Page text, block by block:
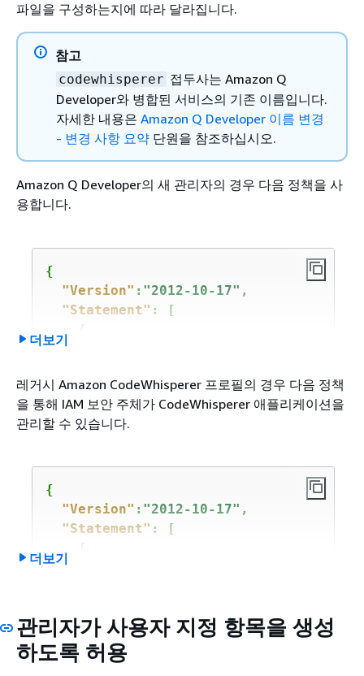
파일을 구성하는지에 따라 달라집니다.
참고
codewhisperer 접두사는 Amazon Q
Developer와 병합된 서비스의 기존 이름입니다.
자세한 내용은 Amazon Q Developer 이름 변경
- 변경 사항 요약 단원을 참조하십시오.
Amazon Q Developer의 새 관리자의 경우 다음 정책을 사
용합니다.
{
"Version" : "2012-10-17" ,
"Statement" : [
{
"sso:ListInstances",
"sso:CreateInstance",
"sso:CreateApplication"
"sso:PutApplicationGrant",
"sso:ListApplications"
"sso:GetSharedSsoConfiguration"
"sso:UpdateApplication"
더보기
레거시 Amazon CodeWhisperer 프로필의 경우 다음 정책
을 통해 IAM 보안 주체가 CodeWhisperer 애플리케이션을
관리할 수 있습니다.
{
"Version" : "2012-10-17" ,
"Statement" : [
{
"sso-directory:SearchGroups"
"sso-directory:GetUserPoolInfo"
"sso-
더보기
관리자가 사용자 지정 항목을 생성
하도록 허용